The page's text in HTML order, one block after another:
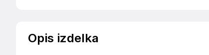
Opis izdelka